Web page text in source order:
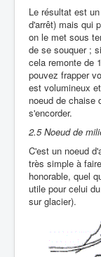
Le résultat est
d'arrêt) mais qui
on le met sous
de se souquer ;
cela remonte de
pouvez frapper
est volumineux
noeud de chaise
s'encorder.
2.5 Noeud de
C'est un noeud
très simple à
honorable, quel
utile pour celui
sur glacier).